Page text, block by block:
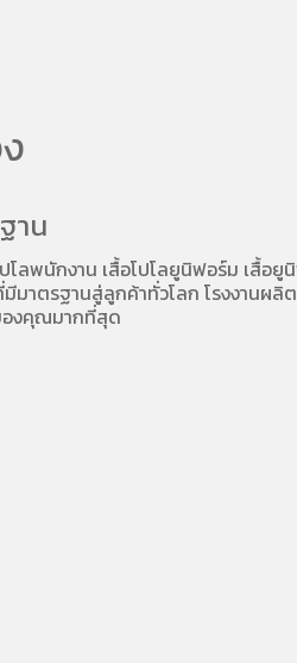
าน
โลพนักงาน เสื้อโปโลยูนิฟอร์ม เสื้อยู
าตรฐานสู่ลูกค้าทั่วโลก โรงงานผลิต
องคุณมากที่สุด